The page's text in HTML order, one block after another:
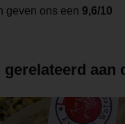
geven ons een 9,6/10
aan